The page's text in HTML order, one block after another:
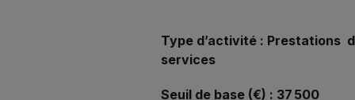
Type d’activité : Prestations
services
Seuil de base (€) : 37 500